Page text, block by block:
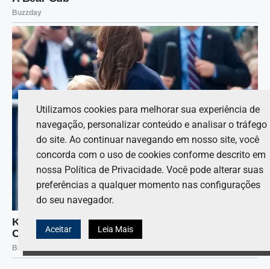
Utilizamos cookies para melhorar sua experiência de
navegação, personalizar conteúdo e analisar o tráfego
do site. Ao continuar navegando em nosso site, você
concorda com o uso de cookies conforme descrito em
nossa Política de Privacidade. Você pode alterar suas
preferências a qualquer momento nas configurações
do seu navegador.
Aceitar Leia Mais